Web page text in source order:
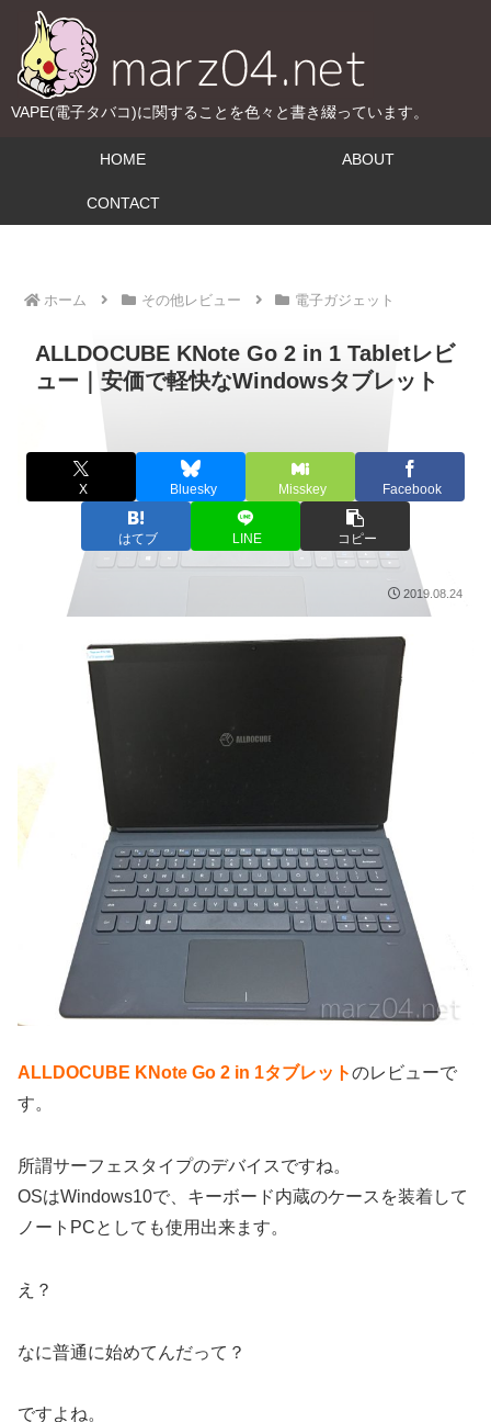
VAPE(電子タバコ)に関することを色々と書き綴っています。
HOME ABOUT
CONTACT
ホーム その他レビュー 電子ガジェット
ALLDOCUBE KNote Go 2 in 1 Tabletレビ
ュー｜安価で軽快なWindowsタブレット
X Bluesky Misskey Facebook
はてブ LINE コピー
2019.08.24
ALLDOCUBE KNote Go 2 in 1タブレットのレビューで
す。
所謂サーフェスタイプのデバイスですね。
OSはWindows10で、キーボード内蔵のケースを装着して
ノートPCとしても使用出来ます。
え？
なに普通に始めてんだって？
ですよね。